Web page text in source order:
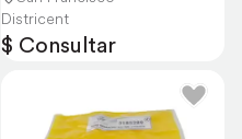
Districent
$ Consultar